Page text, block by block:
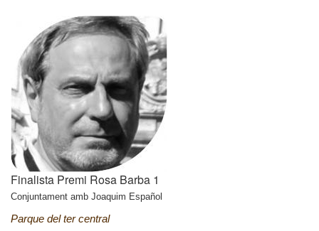
Finalista Premi Rosa Barba 1
Conjuntament amb Joaquim Español
Parque del ter central